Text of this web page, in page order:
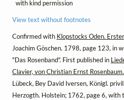
with kind permission
View text without footnotes
Confirmed with Klopstocks Oden.
Joachim Göschen. 1798, page 123, in
"Das Rosenband". First published in
Clavier, von Christian Ernst Rosenbaum.
Lübeck, Bey David Iversen, Königl.
Herzogth. Holstein; 1762, page 6, with